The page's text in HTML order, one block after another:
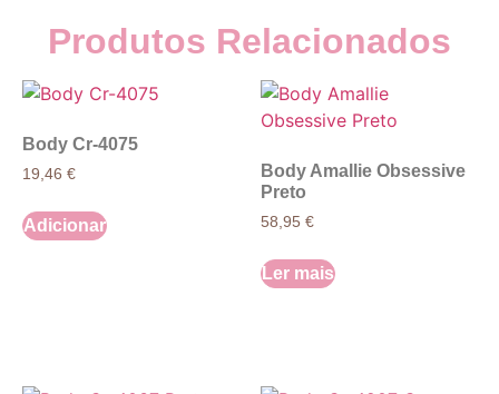
Produtos Relacionados
Body Cr-4075
19,46 €
Adicionar
Body Amallie Obsessive
Preto
58,95 €
Ler mais